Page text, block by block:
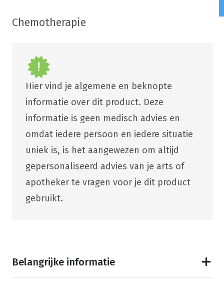
Chemotherapie
Hier vind je algemene en beknopte
informatie over dit product. Deze
informatie is geen medisch advies en
omdat iedere persoon en iedere situatie
uniek is, is het aangewezen om altijd
gepersonaliseerd advies van je arts of
apotheker te vragen voor je dit product
gebruikt.
Belangrijke informatie